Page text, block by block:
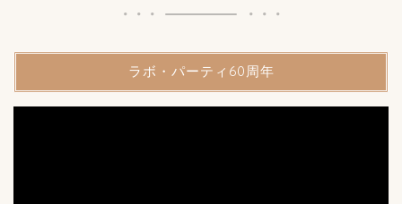
ラボ・パーティ60周年